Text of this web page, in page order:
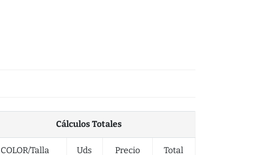
Cálculos Totales
COLOR/Talla Uds Precio Total